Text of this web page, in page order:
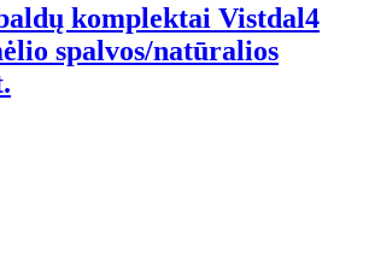
komplektai Vistdal4
spalvos/natūralios